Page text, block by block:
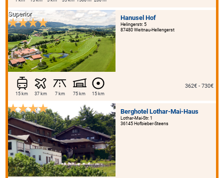
Hanusel Hof
Helingerstr. 5
87480 Weitnau-Hellengerst
Superior
15 km 37 km 7 km 75 km 15 km
362€ - 730€
Berghotel Lothar-Mai-Haus
Lothar-Mai-Str. 1
36145 Hofbieber-Steens